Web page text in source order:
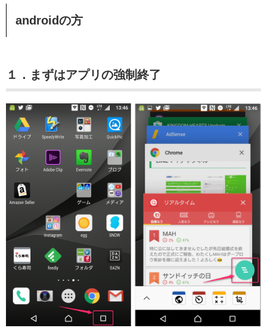
androidの方
１．まずはアプリの強制終了